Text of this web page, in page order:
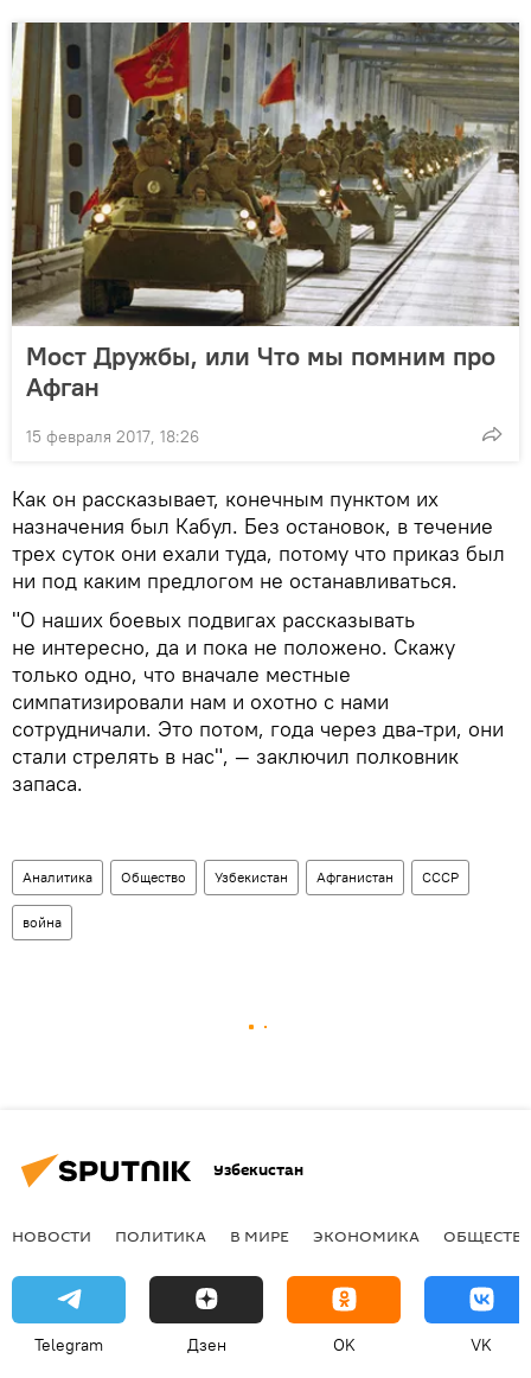
Мост Дружбы, или Что мы помним про
Афган
15 февраля 2017, 18:26
Как он рассказывает, конечным пунктом их
назначения был Кабул. Без остановок, в течение
трех суток они ехали туда, потому что приказ был
ни под каким предлогом не останавливаться.
"О наших боевых подвигах рассказывать
не интересно, да и пока не положено. Скажу
только одно, что вначале местные
симпатизировали нам и охотно с нами
сотрудничали. Это потом, года через два-три, они
стали стрелять в нас", — заключил полковник
запаса.
Аналитика Общество Узбекистан Афганистан СССР
война
Узбекистан
НОВОСТИ ПОЛИТИКА В МИРЕ ЭКОНОМИКА
Telegram Дзен OK VK